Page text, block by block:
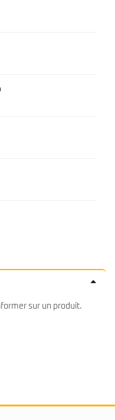
sur un produit.